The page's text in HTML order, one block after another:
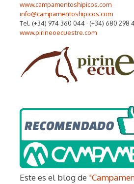
www.campamentoshipicos.com
info@campamentoshipicos.com
Tel. (+34) 974 360 044 · (+34) 680 298
www.pirineoecuestre.com
Este es el blog de